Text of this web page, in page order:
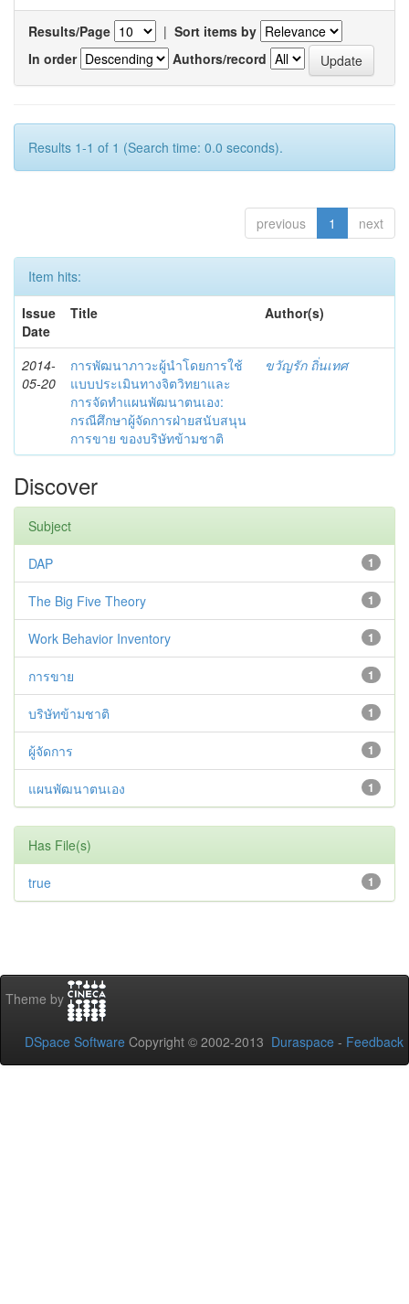
Results/Page | Sort items by
In order
Authors/record
Results 1-1 of 1 (Search time: 0.0 seconds).
previous 1 next
Item hits:
Issue
Date
Title Author(s)
2014-
05-20
การพัฒนาภาวะผู้นำโดยการใช้
แบบประเมินทางจิตวิทยาและ
การจัดทำแผนพัฒนาตนเอง:
กรณีศึกษาผู้จัดการฝ่ายสนับสนุน
การขาย ของบริษัทข้ามชาติ
ขวัญรัก ถิ่นเทศ
Discover
Subject
1
DAP
1
The Big Five Theory
1
Work Behavior Inventory
1
การขาย
1
บริษัทข้ามชาติ
1
ผู้จัดการ
1
แผนพัฒนาตนเอง
Has File(s)
1
true
Theme by
DSpace Software Copyright © 2002-2013 Duraspace - Feedback